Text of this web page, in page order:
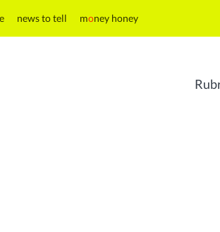
news to tell money honey